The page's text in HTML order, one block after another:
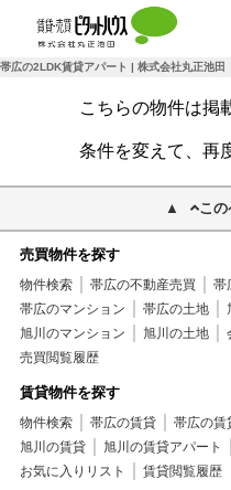
帯広の2LDK賃貸アパート | 株式会社丸正池田
こちらの物件は掲
条件を変えて、再
こ
売買物件を探す
物件検索 帯広の不動産売買 帯
帯広のマンション
帯広の土地
旭川のマンション
旭川の土地
売買閲覧履歴
賃貸物件を探す
物件検索 帯広の賃貸 帯広の賃
旭川の賃貸
旭川の賃貸アパート
お気に入りリスト
賃貸閲覧履歴